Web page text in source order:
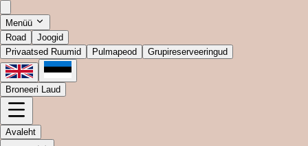
Menüü
Road
Joogid
Privaatsed Ruumid
Pulmapeod Grupireserveeringud
Broneeri Laud
Avaleht